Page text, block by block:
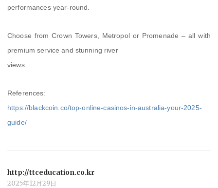
performances year-round.
Choose from Crown Towers, Metropol or Promenade – all with
premium service and stunning river
views.
References:
https://blackcoin.co/top-online-casinos-in-australia-your-2025-
guide/
http://ttceducation.co.kr
2025年12月29日